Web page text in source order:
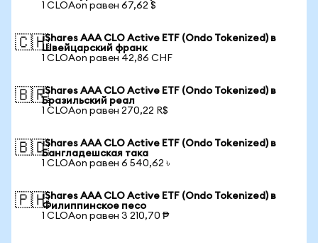
1 CLOAon равен 67,62 $
🇨🇭iShares AAA CLO Active ETF (Ondo Tokenized) в
Швейцарский франк
1 CLOAon равен 42,86 CHF
🇧🇷iShares AAA CLO Active ETF (Ondo Tokenized) в
Бразильский реал
1 CLOAon равен 270,22 R$
🇧🇩iShares AAA CLO Active ETF (Ondo Tokenized) в
Бангладешская така
1 CLOAon равен 6 540,62 ৳
🇵🇭iShares AAA CLO Active ETF (Ondo Tokenized) в
Филиппинское песо
1 CLOAon равен 3 210,70 ₱